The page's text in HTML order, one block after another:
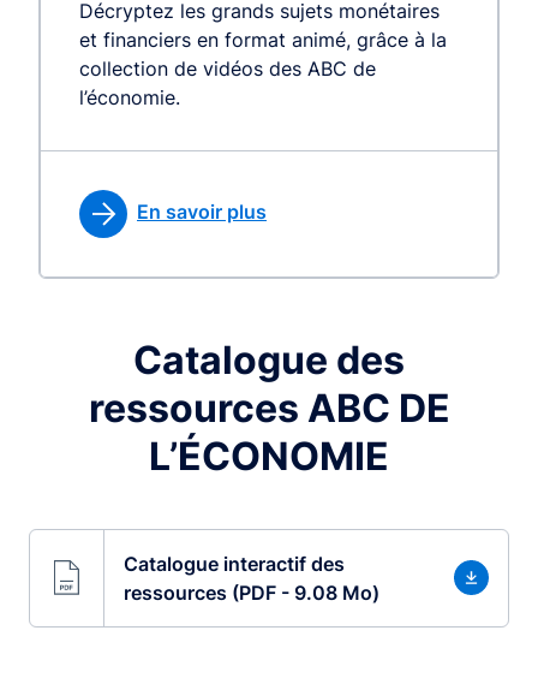
Décryptez les grands sujets monétaires
et financiers en format animé, grâce à la
collection de vidéos des ABC de
l’économie.
En savoir plus
Catalogue des
ressources ABC DE
L’ÉCONOMIE
Catalogue interactif des
ressources (PDF - 9.08 Mo)